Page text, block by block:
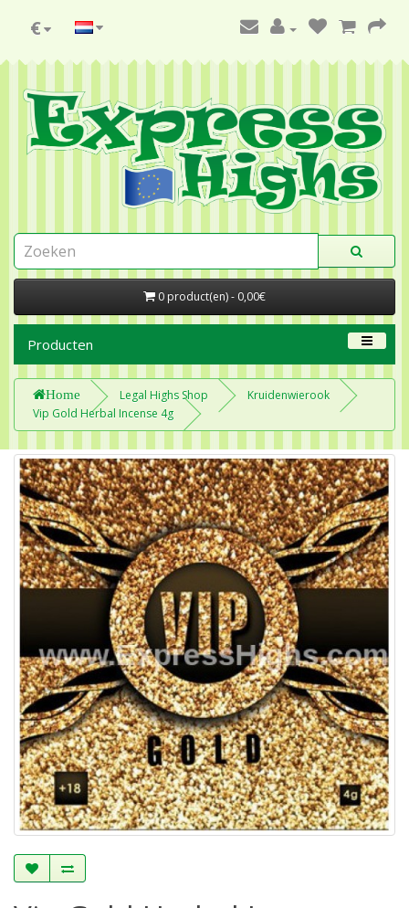
€
0 product(en) - 0,00€
Producten
Home Legal Highs Shop
Kruidenwierook
Vip Gold Herbal Incense 4g